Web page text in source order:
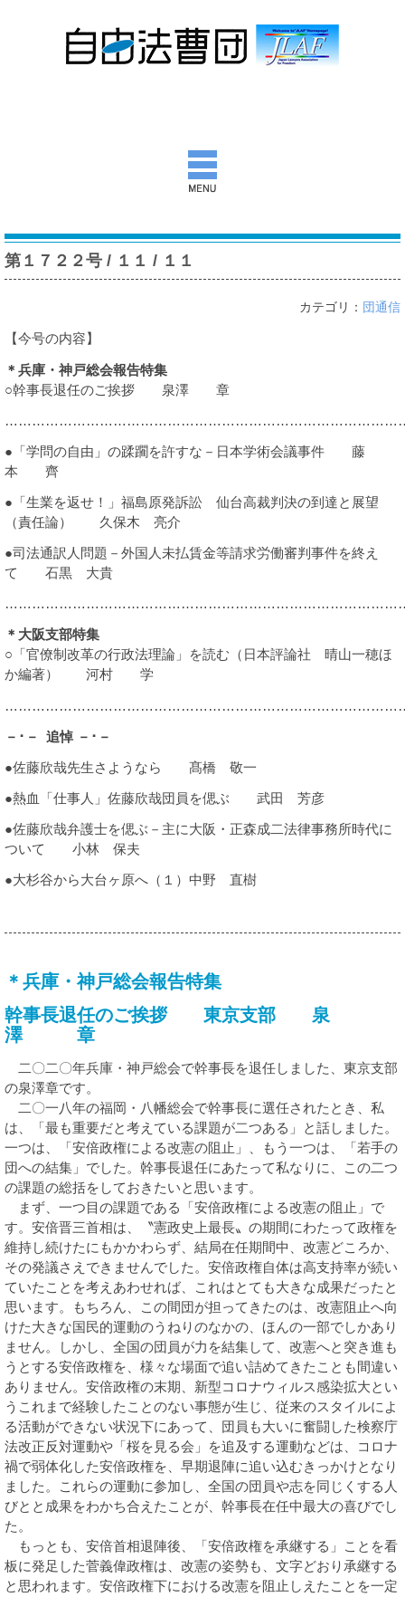
自由法曹団とは
活動報告
意見書ほか
出版物
諸課題
第１７２２号 / １１ / １１
カテゴリ： 団通信
【今号の内容】
＊兵庫・神戸総会報告特集
○幹事長退任のご挨拶 泉澤 章
●「学問の自由」の蹂躙を許すな－日本学術会議事件 藤
本 齊
●「生業を返せ！」福島原発訴訟 仙台高裁判決の到達と展望
（責任論） 久保木 亮介
●司法通訳人問題－外国人未払賃金等請求労働審判事件を終え
て 石黒 大貴
＊大阪支部特集
○「官僚制改革の行政法理論」を読む（日本評論社 晴山一穂ほ
か編著） 河村 学
－･－ 追悼 －･－
●佐藤欣哉先生さようなら 髙橋 敬一
●熱血「仕事人」佐藤欣哉団員を偲ぶ 武田 芳彦
●佐藤欣哉弁護士を偲ぶ－主に大阪・正森成二法律事務所時代に
ついて 小林 保夫
●大杉谷から大台ヶ原へ（１）中野 直樹
＊兵庫・神戸総会報告特集
幹事長退任のご挨拶 東京支部 泉
澤 章
二〇二〇年兵庫・神戸総会で幹事長を退任しました、東京支部
の泉澤章です。
二〇一八年の福岡・八幡総会で幹事長に選任されたとき、私
は、「最も重要だと考えている課題が二つある」と話しました。
一つは、「安倍政権による改憲の阻止」、もう一つは、「若手の
団への結集」でした。幹事長退任にあたって私なりに、この二つ
の課題の総括をしておきたいと思います。
まず、一つ目の課題である「安倍政権による改憲の阻止」で
す。安倍晋三首相は、〝憲政史上最長〟の期間にわたって政権を
維持し続けたにもかかわらず、結局在任期間中、改憲どころか、
その発議さえできませんでした。安倍政権自体は高支持率が続い
ていたことを考えあわせれば、これはとても大きな成果だったと
思います。もちろん、この間団が担ってきたのは、改憲阻止へ向
けた大きな国民的運動のうねりのなかの、ほんの一部でしかあり
ません。しかし、全国の団員が力を結集して、改憲へと突き進も
うとする安倍政権を、様々な場面で追い詰めてきたことも間違い
ありません。安倍政権の末期、新型コロナウィルス感染拡大とい
うこれまで経験したことのない事態が生じ、従来のスタイルによ
る活動ができない状況下にあって、団員も大いに奮闘した検察庁
法改正反対運動や「桜を見る会」を追及する運動などは、コロナ
禍で弱体化した安倍政権を、早期退陣に追い込むきっかけとなり
ました。これらの運動に参加し、全国の団員や志を同じくする人
びとと成果をわかち合えたことが、幹事長在任中最大の喜びでし
た。
もっとも、安倍首相退陣後、「安倍政権を承継する」ことを看
板に発足した菅義偉政権は、改憲の姿勢も、文字どおり承継する
と思われます。安倍政権下における改憲を阻止しえたことを一定